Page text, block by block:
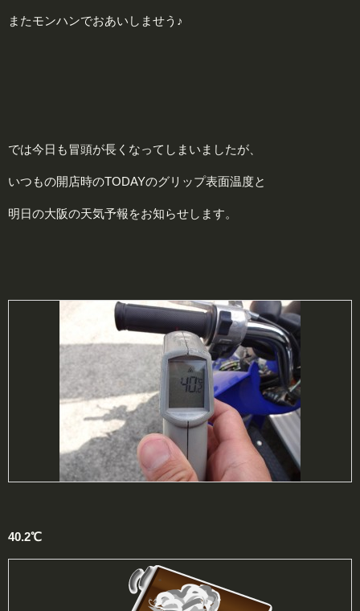
またモンハンでおあいしませう♪
では今日も冒頭が長くなってしまいましたが、
いつもの開店時のTODAYのグリップ表面温度と
明日の大阪の天気予報をお知らせします。
40.2℃